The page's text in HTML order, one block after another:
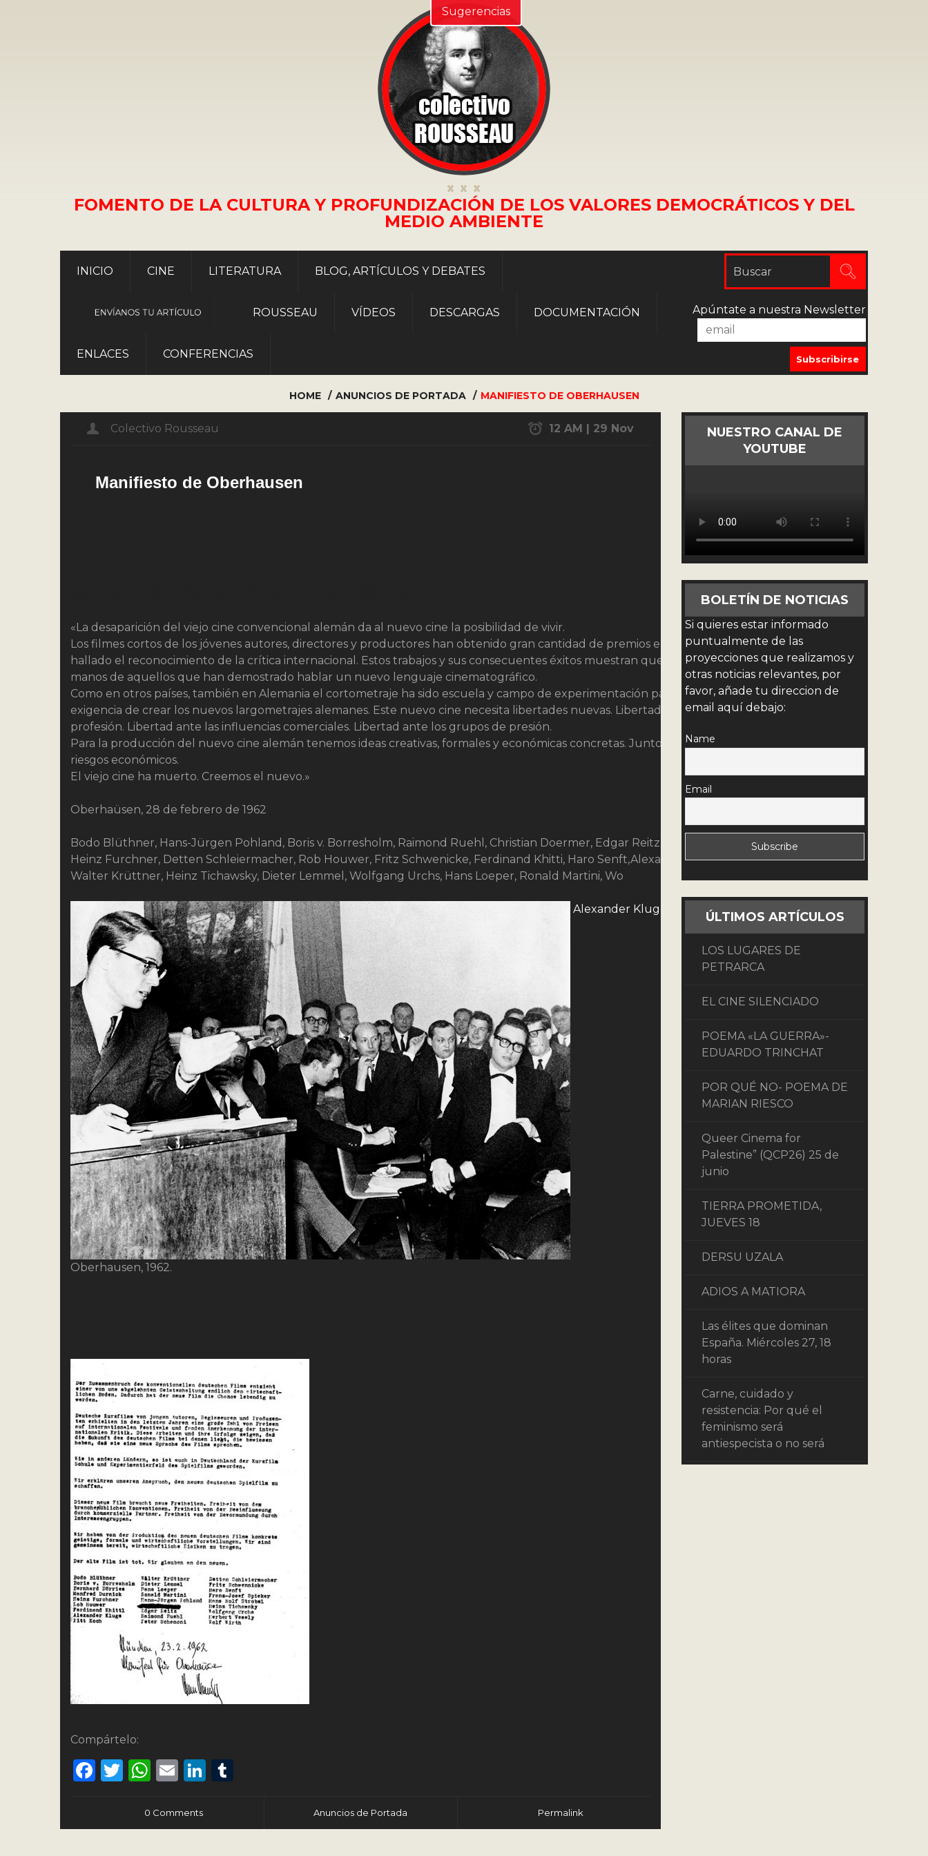
FOMENTO DE LA CULTURA Y PROFUNDIZACIÓN DE LOS VALORES DEMOCRÁTICOS Y DEL
MEDIO AMBIENTE
INICIO CINE LITERATURA BLOG, ARTÍCULOS Y DEBATES
ENVÍANOS TU ARTÍCULO ROUSSEAU VÍDEOS DESCARGAS DOCUMENTACIÓN
ENLACES CONFERENCIAS
Apúntate a nuestra Newsletter
HOME ANUNCIOS DE PORTADA MANIFIESTO DE OBERHAUSEN
Colectivo Rousseau 12 AM | 29 Nov
Manifiesto de Oberhausen
«La desaparición del viejo cine convencional alemán da al nuevo cine la posibilidad de vivir.
Los filmes cortos de los jóvenes autores, directores y productores han obtenido gran cantidad de premios en festivales internacionales y han
hallado el reconocimiento de la crítica internacional. Estos trabajos y sus consecuentes éxitos muestran que el futuro del cine alemán está ne
manos de aquellos que han demostrado hablar un nuevo lenguaje cinematográfico.
Como en otros países, también en Alemania el cortometraje ha sido escuela y campo de experimentación para el largometraje. Declaramos nuestra
exigencia de crear los nuevos largometrajes alemanes. Este nuevo cine necesita libertades nuevas. Libertad ante las convenciones usuales de la
profesión. Libertad ante las influencias comerciales. Libertad ante los grupos de presión.
Para la producción del nuevo cine alemán tenemos ideas creativas, formales y económicas concretas. Juntos estamos preparados para resistir
riesgos económicos.
El viejo cine ha muerto. Creemos el nuevo.»
Oberhaüsen, 28 de febrero de 1962
Bodo Blüthner, Hans-Jürgen Pohland, Boris v. Borresholm, Raimond Ruehl, Christian Doermer, Edgar Reitz, Bernhard Doermer, Peter Schamoni,
Heinz Furchner, Detten Schleiermacher, Rob Houwer, Fritz Schwenicke, Ferdinand Khitti, Haro Senft,Alexander Kluge, Franz-Josef Stropel,
Walter Krüttner, Heinz Tichawsky, Dieter Lemmel, Wolfgang Urchs, Hans Loeper, Ronald Martini, Wo
Alexander Kluge en la presentación del Manifiesto de
Oberhausen, 1962.
Compártelo:
Facebook
Twitter
WhatsApp
EmailLinkedIn
0 Comments Anuncios de Portada Permalink
NUESTRO CANAL DE
YOUTUBE
BOLETÍN DE NOTICIAS
Si quieres estar informado
puntualmente de las
proyecciones que realizamos y
otras noticias relevantes, por
favor, añade tu direccion de
email aquí debajo:
Name
Email
ÚLTIMOS ARTÍCULOS
LOS LUGARES DE
PETRARCA
EL CINE SILENCIADO
POEMA «LA GUERRA»-
EDUARDO TRINCHAT
POR QUÉ NO- POEMA DE
MARIAN RIESCO
Queer Cinema for
Palestine” (QCP26) 25 de
junio
TIERRA PROMETIDA,
JUEVES 18
DERSU UZALA
ADIOS A MATIORA
Las élites que dominan
España. Miércoles 27, 18
horas
Carne, cuidado y
resistencia: Por qué el
feminismo será
antiespecista o no será
Sugerencias